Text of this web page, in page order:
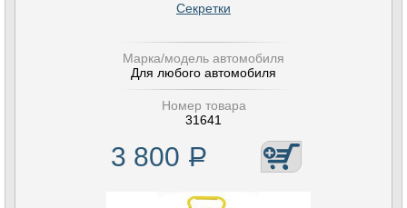
Секретки
Марка/модель автомобиля
Для любого автомобиля
Номер товара
31641
3 800 Р